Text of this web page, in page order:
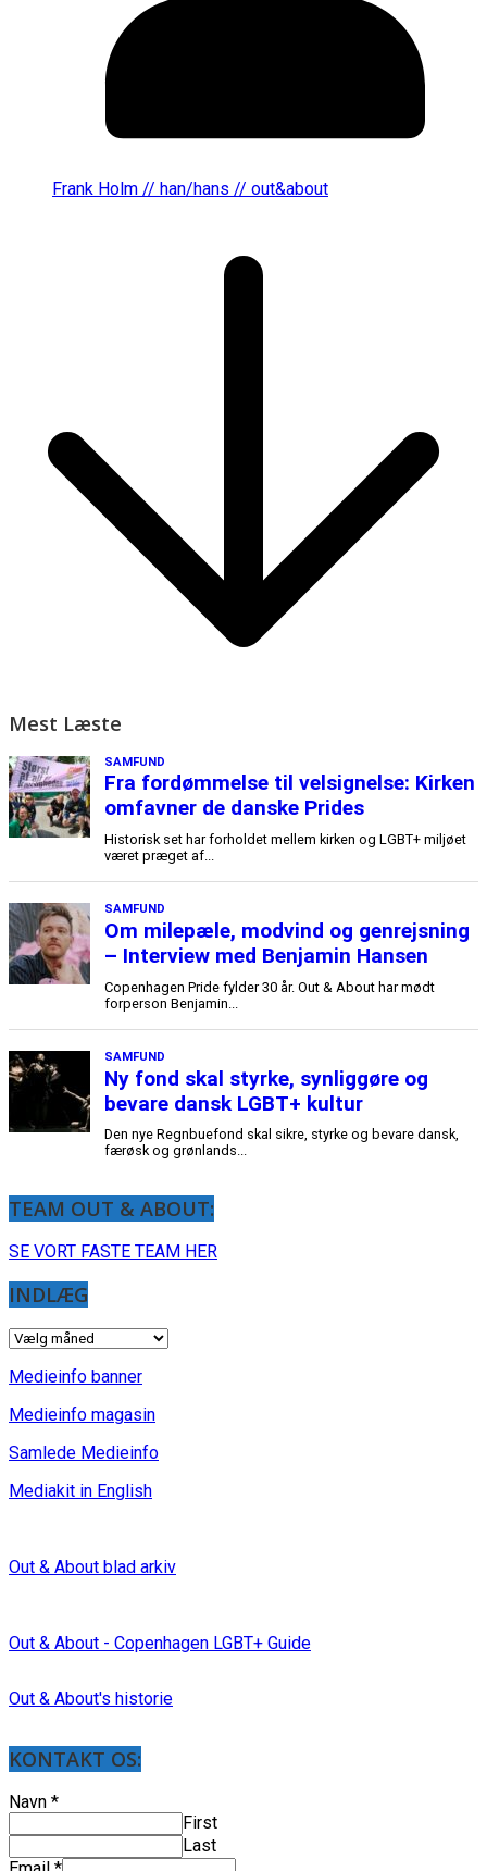
Frank Holm // han/hans // out&about
Mest Læste
TEAM OUT & ABOUT:
SE VORT FASTE TEAM HER
INDLÆG
INDLÆG
Medieinfo banner
Medieinfo magasin
Samlede Medieinfo
Mediakit in English
Out & About blad arkiv
Out & About - Copenhagen LGBT+ Guide
Out & About's historie
KONTAKT OS:
Navn *
First
Last